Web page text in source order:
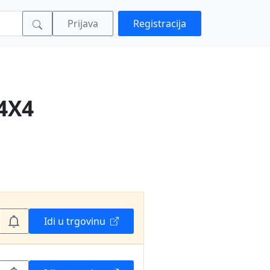
Prijava Registracija
Idi u trgovinu